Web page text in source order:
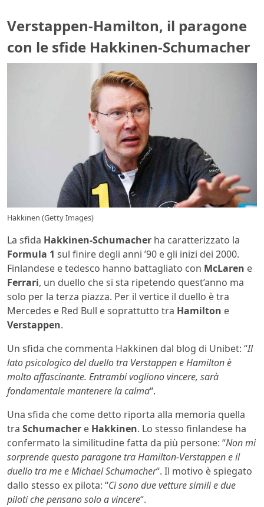
Verstappen-Hamilton, il paragone
con le sfide Hakkinen-Schumacher
Hakkinen (Getty Images)
La sfida Hakkinen-Schumacher ha caratterizzato la
Formula 1 sul finire degli anni ’90 e gli inizi dei 2000.
Finlandese e tedesco hanno battagliato con McLaren e
Ferrari, un duello che si sta ripetendo quest’anno ma
solo per la terza piazza. Per il vertice il duello è tra
Mercedes e Red Bull e soprattutto tra Hamilton e
Verstappen.
Un sfida che commenta Hakkinen dal blog di Unibet: “Il
lato psicologico del duello tra Verstappen e Hamilton è
molto affascinante. Entrambi vogliono vincere, sarà
fondamentale mantenere la calma“.
Una sfida che come detto riporta alla memoria quella
tra Schumacher e Hakkinen. Lo stesso finlandese ha
confermato la similitudine fatta da più persone: “Non mi
sorprende questo paragone tra Hamilton-Verstappen e il
duello tra me e Michael Schumacher“. Il motivo è spiegato
dallo stesso ex pilota: “Ci sono due vetture simili e due
piloti che pensano solo a vincere“.